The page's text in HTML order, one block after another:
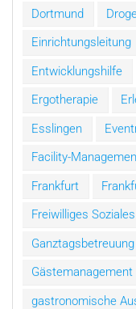
Dortmund
Einrichtungsleitung
Entwicklungshilfe
Ergotherapie
Esslingen
Facility-
Frankfurt
Freiwilliges
Ganztagsbetreuung
Gästemanagement
gastronomische